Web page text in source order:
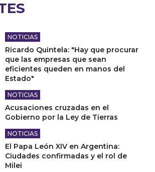
NOTICIAS
Ricardo Quintela: "Hay que procurar
que las empresas que sean
eficientes queden en manos del
Estado"
NOTICIAS
Acusaciones cruzadas en el
Gobierno por la Ley de Tierras
NOTICIAS
El Papa León XIV en Argentina:
Ciudades confirmadas y el rol de
Milei